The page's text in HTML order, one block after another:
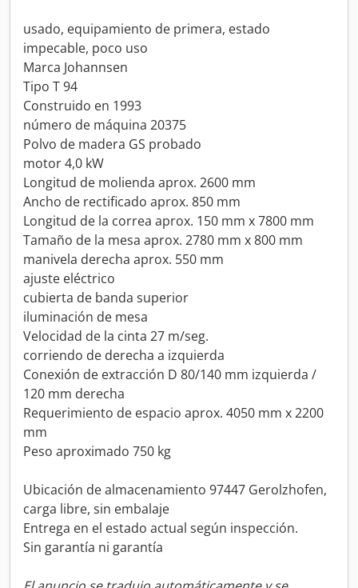
usado, equipamiento de primera, estado
impecable, poco uso
Marca Johannsen
Tipo T 94
Construido en 1993
número de máquina 20375
Polvo de madera GS probado
motor 4,0 kW
Longitud de molienda aprox. 2600 mm
Ancho de rectificado aprox. 850 mm
Longitud de la correa aprox. 150 mm x 7800 mm
Tamaño de la mesa aprox. 2780 mm x 800 mm
manivela derecha aprox. 550 mm
ajuste eléctrico
cubierta de banda superior
iluminación de mesa
Velocidad de la cinta 27 m/seg.
corriendo de derecha a izquierda
Conexión de extracción D 80/140 mm izquierda /
120 mm derecha
Requerimiento de espacio aprox. 4050 mm x 2200
mm
Peso aproximado 750 kg
Ubicación de almacenamiento 97447 Gerolzhofen,
carga libre, sin embalaje
Entrega en el estado actual según inspección.
Sin garantía ni garantía